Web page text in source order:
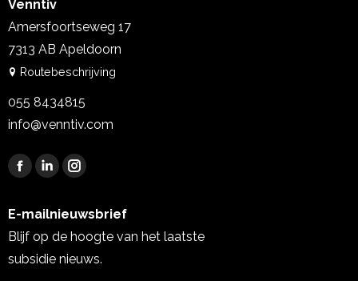
Venntiv
Amersfoortseweg 17
7313 AB Apeldoorn
Routebeschrijving
055 8434815
info@venntiv.com
Vind ons op:
Facebook
opens
in
new
Linkedin
opens
in
new
Instagram
opens
in
new
E-mailnieuwsbrief
Blijf op de hoogte van het laatste
subsidie nieuws.